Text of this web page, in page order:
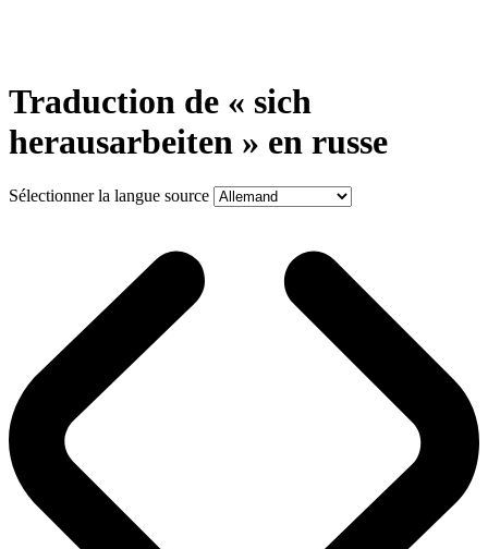
Traduction de « sich
herausarbeiten » en russe
Sélectionner la langue source